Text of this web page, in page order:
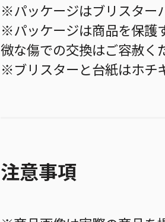
※パッケージはブリスター
※パッケージは商品を保護
微な傷での交換はご容赦く
※ブリスターと台紙はホチ
注意事項